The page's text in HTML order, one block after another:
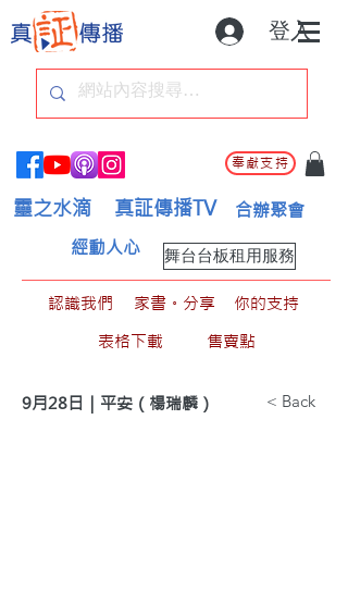
登入
奉獻支持
靈之水滴 真証傳播TV 合辦聚會
舞台台板租用服務
經動人心
認識我們 家書。分享
你的支持
表格下載
售賣點
9月28日｜平安（楊瑞麟） < Back